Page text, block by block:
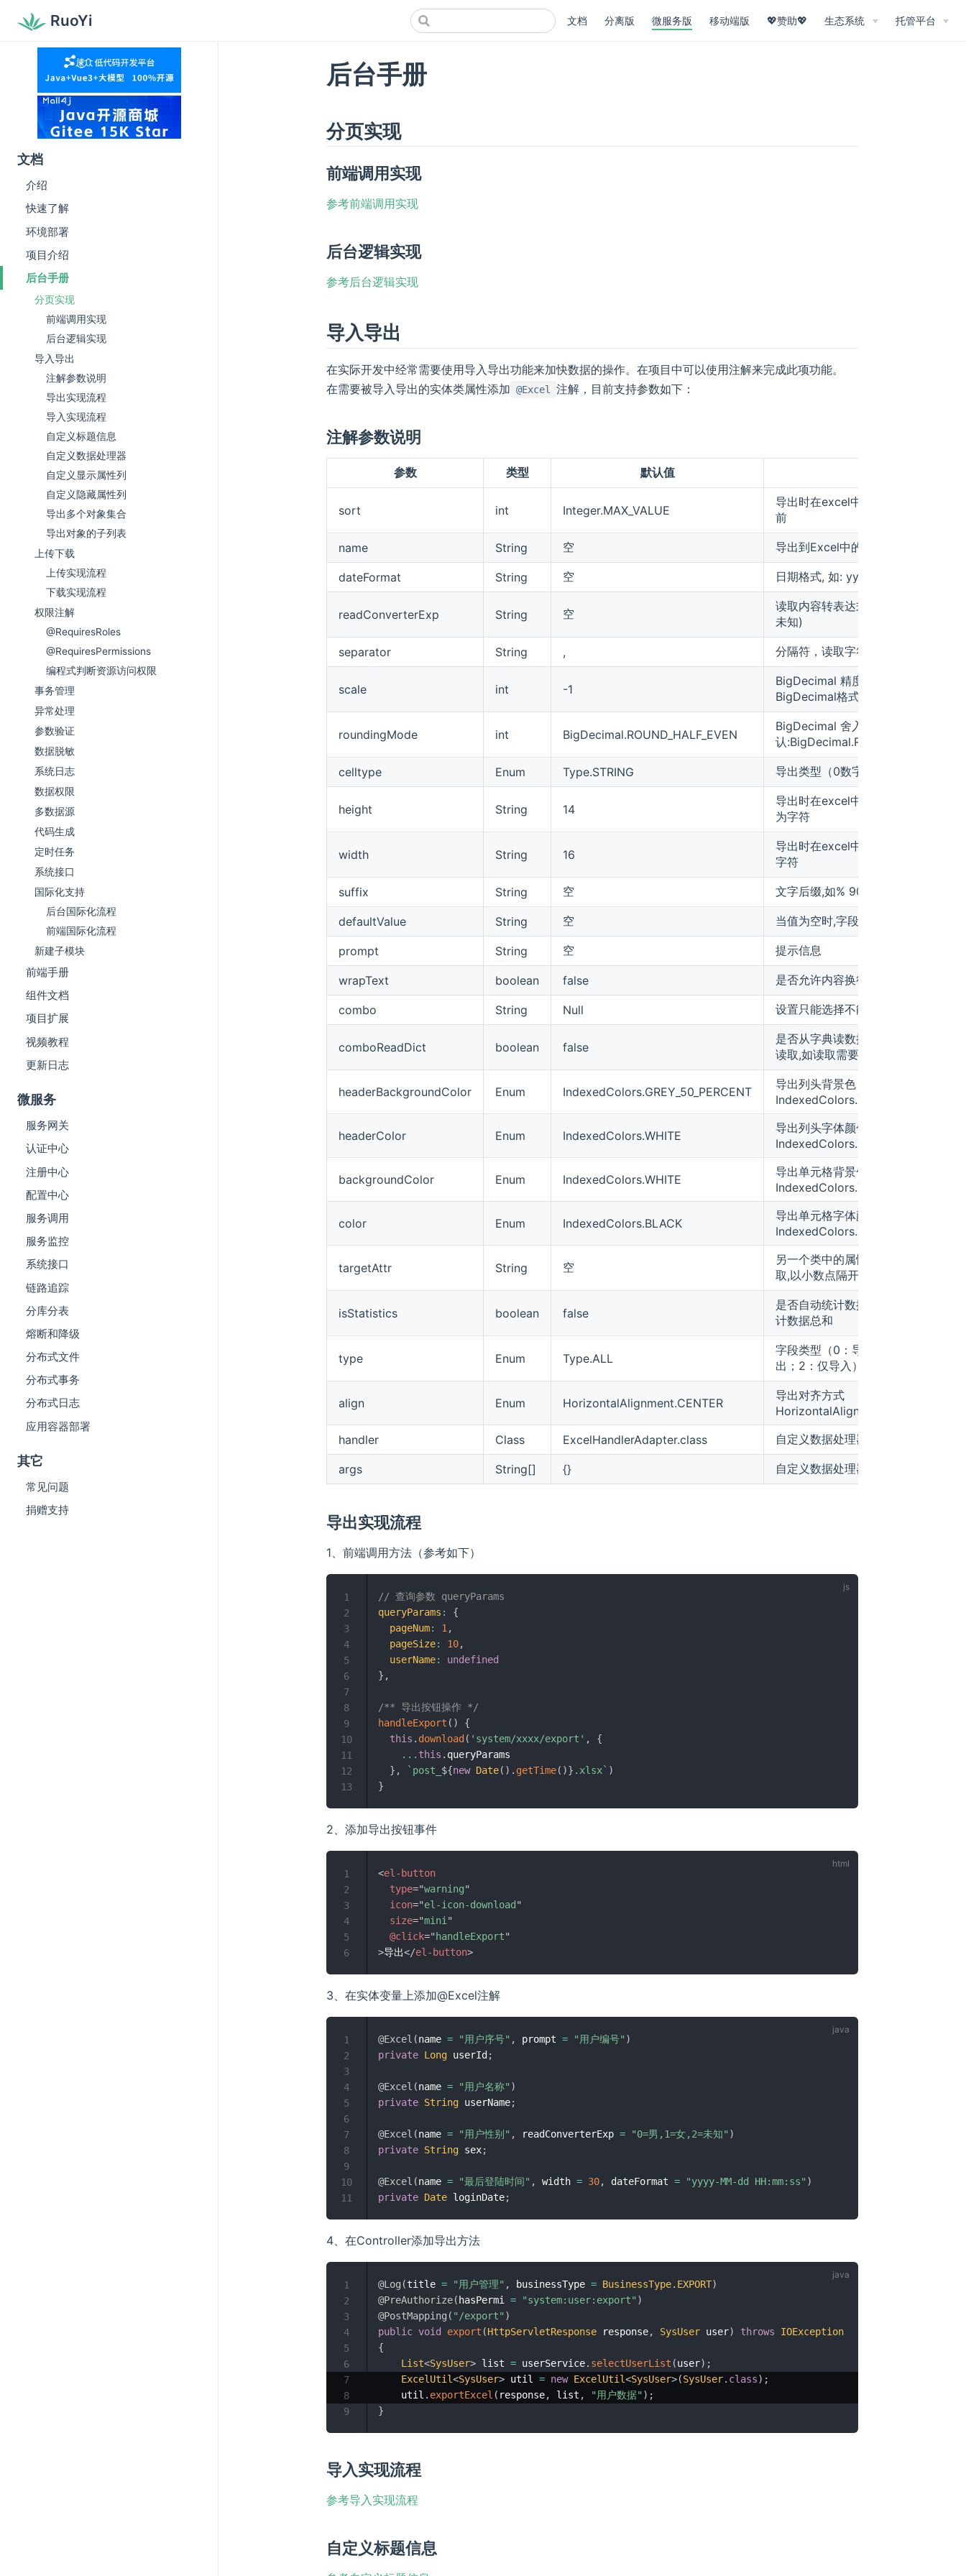
RuoYi 文档 分离版 微服务版 移动端版 💖赞助💖 生态系统 托管平台
文档
介绍
快速了解
环境部署
项目介绍
后台手册
分页实现
前端调用实现
后台逻辑实现
导入导出
注解参数说明
导出实现流程
导入实现流程
自定义标题信息
自定义数据处理器
自定义显示属性列
自定义隐藏属性列
导出多个对象集合
导出对象的子列表
上传下载
上传实现流程
下载实现流程
权限注解
@RequiresRoles
@RequiresPermissions
编程式判断资源访问权限
事务管理
异常处理
参数验证
数据脱敏
系统日志
数据权限
多数据源
代码生成
定时任务
系统接口
国际化支持
后台国际化流程
前端国际化流程
新建子模块
前端手册
组件文档
项目扩展
视频教程
更新日志
微服务
服务网关
认证中心
注册中心
配置中心
服务调用
服务监控
系统接口
链路追踪
分库分表
熔断和降级
分布式文件
分布式事务
分布式日志
应用容器部署
其它
常见问题
捐赠支持
后台手册
分页实现
前端调用实现
参考前端调用实现
后台逻辑实现
参考后台逻辑实现
导入导出
在实际开发中经常需要使用导入导出功能来加快数据的操作。在项目中可以使用注解来完成此项功能。
在需要被导入导出的实体类属性添加 @Excel 注解，目前支持参数如下：
注解参数说明
参数 类型 默认值
sort int Integer.MAX_VALUE
导出时在excel中排序，值越小越靠
前
name String 空 导出到Excel中的名字
dateFormat String 空 日期格式, 如: yyyy-MM-dd
readConverterExp String 空
读取内容转表达式 (如: 0=男,1=女,2=
未知)
separator String , 分隔符，读取字符串组内容
scale int -1
BigDecimal 精度 默认:-1(默认不开启
BigDecimal格式化)
roundingMode int BigDecimal.ROUND_HALF_EVEN
BigDecimal 舍入规则 默
认:BigDecimal.ROUND_HALF_EVEN
celltype Enum Type.STRING 导出类型（0数字 1字符串 2图片）
height String 14
导出时在excel中每个列的高度 单位
为字符
width String 16
导出时在excel中每个列的宽 单位为
字符
suffix String 空 文字后缀,如% 90 变成90%
defaultValue String 空 当值为空时,字段的默认值
prompt String 空 提示信息
wrapText boolean false 是否允许内容换行
combo String Null 设置只能选择不能输入的列内容
comboReadDict boolean false
是否从字典读数据到combo,默认不
读取,如读取需要设置dictType注解.
headerBackgroundColor Enum IndexedColors.GREY_50_PERCENT
导出列头背景色
IndexedColors.XXXX
headerColor Enum IndexedColors.WHITE
导出列头字体颜色
IndexedColors.XXXX
backgroundColor Enum IndexedColors.WHITE
导出单元格背景色
IndexedColors.XXXX
color Enum IndexedColors.BLACK
导出单元格字体颜色
IndexedColors.XXXX
targetAttr String 空
另一个类中的属性名称,支持多级获
取,以小数点隔开
isStatistics boolean false
是否自动统计数据,在最后追加一行统
计数据总和
type Enum Type.ALL
字段类型（0：导出导入；1：仅导
出；2：仅导入）
align Enum HorizontalAlignment.CENTER
导出对齐方式
HorizontalAlignment.XXXX
handler
Class ExcelHandlerAdapter.class 自定义数据处理器
args String[] {} 自定义数据处理器参数
导出实现流程
1、前端调用方法（参考如下）
// 查询参数 queryParams
queryParams :
{
pageNum: 1 ,
pageSize: 10,
userName:
undefined
} ,
/** 导出按钮操作 */
handleExport ( )
{
this . download ( 'system/xxxx/export' ,
{
... this . queryParams
} , ` post_ ${new Date( ) . getTime( )} .xlsx` )
}
1
2
3
4
5
6
7
8
9
10
11
12
13
2、添加导出按钮事件
<el-button
type="warning"
icon="el-icon-download "
size="mini "
@click=" handleExport"
>导出</el-button>
1
2
3
4
5
6
3、在实体变量上添加@Excel注解
@Excel (name = "用户序号" , prompt = "用户编号" )
private Long userId ;
@Excel (name = "用户名称" )
private String userName;
@Excel (name = "用户性别" , readConverterExp = "0=男,1=女,2=未知" )
private String sex;
@Excel (name = "最后登陆时间" , width = 30, dateFormat = "yyyy-MM-dd HH:mm:ss" )
private Date loginDate;
1
2
3
4
5
6
7
8
9
10
11
4、在Controller添加导出方法
@Log (title = "用户管理" , businessType = BusinessType. EXPORT)
@PreAuthorize( hasPermi = "system:user:export" )
@PostMapping ( "/export" )
public void export (HttpServletResponse response, SysUser user) throws
IOException
{
List<SysUser> list = userService. selectUserList (user) ;
ExcelUtil<SysUser> util = new ExcelUtil<SysUser>(SysUser. class) ;
	util
. exportExcel ( response, list , "用户数据" ) ;
}
1
2
3
4
5
6
7
8
9
导入实现流程
参考导入实现流程
自定义标题信息